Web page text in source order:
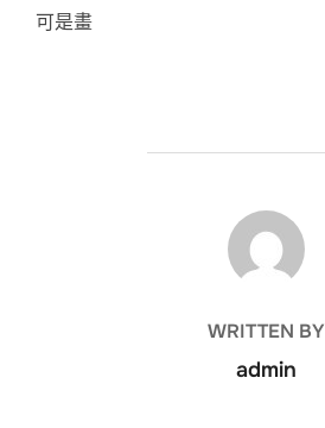
可是畫
POST AUTHOR
WRITTEN BY
admin